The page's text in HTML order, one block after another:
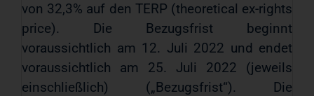
von 32,3% auf den TERP (theoretical ex-rights
price). Die Bezugsfrist beginnt
voraussichtlich am 12. Juli 2022 und endet
voraussichtlich am 25. Juli 2022 (jeweils
einschließlich) („Bezugsfrist“). Die